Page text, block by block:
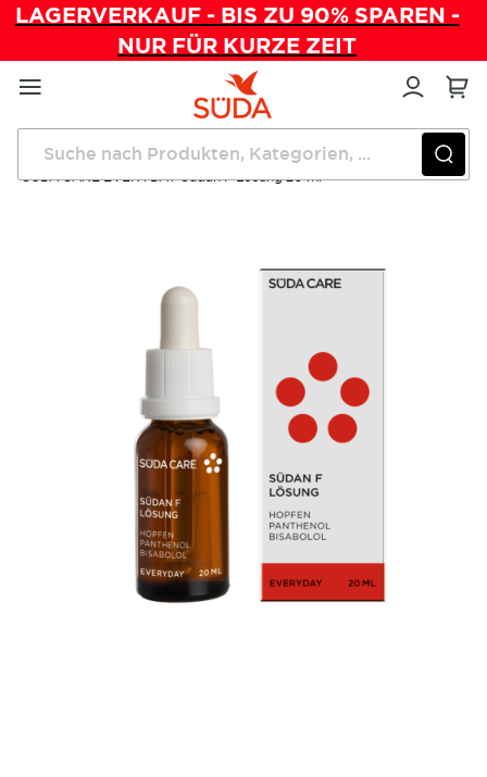
LAGERVERKAUF - BIS ZU 90% SPAREN -
NUR FÜR KURZE ZEIT
Direkt
zum
Inhalt
Startseite
Pflegeprodukte
SÜDA CARE EVERYDAY Südan F Lösung 20 ml